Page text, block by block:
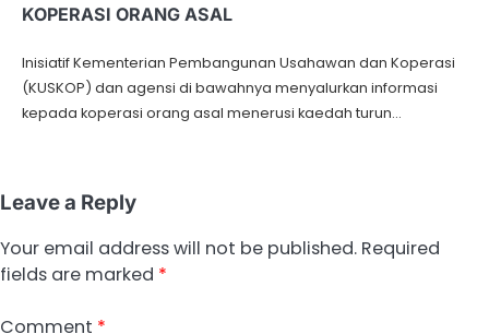
KOPERASI ORANG ASAL
Inisiatif Kementerian Pembangunan Usahawan dan Koperasi
(KUSKOP) dan agensi di bawahnya menyalurkan informasi
kepada koperasi orang asal menerusi kaedah turun…
Leave a Reply
Your email address will not be published. Required
fields are marked *
Comment *